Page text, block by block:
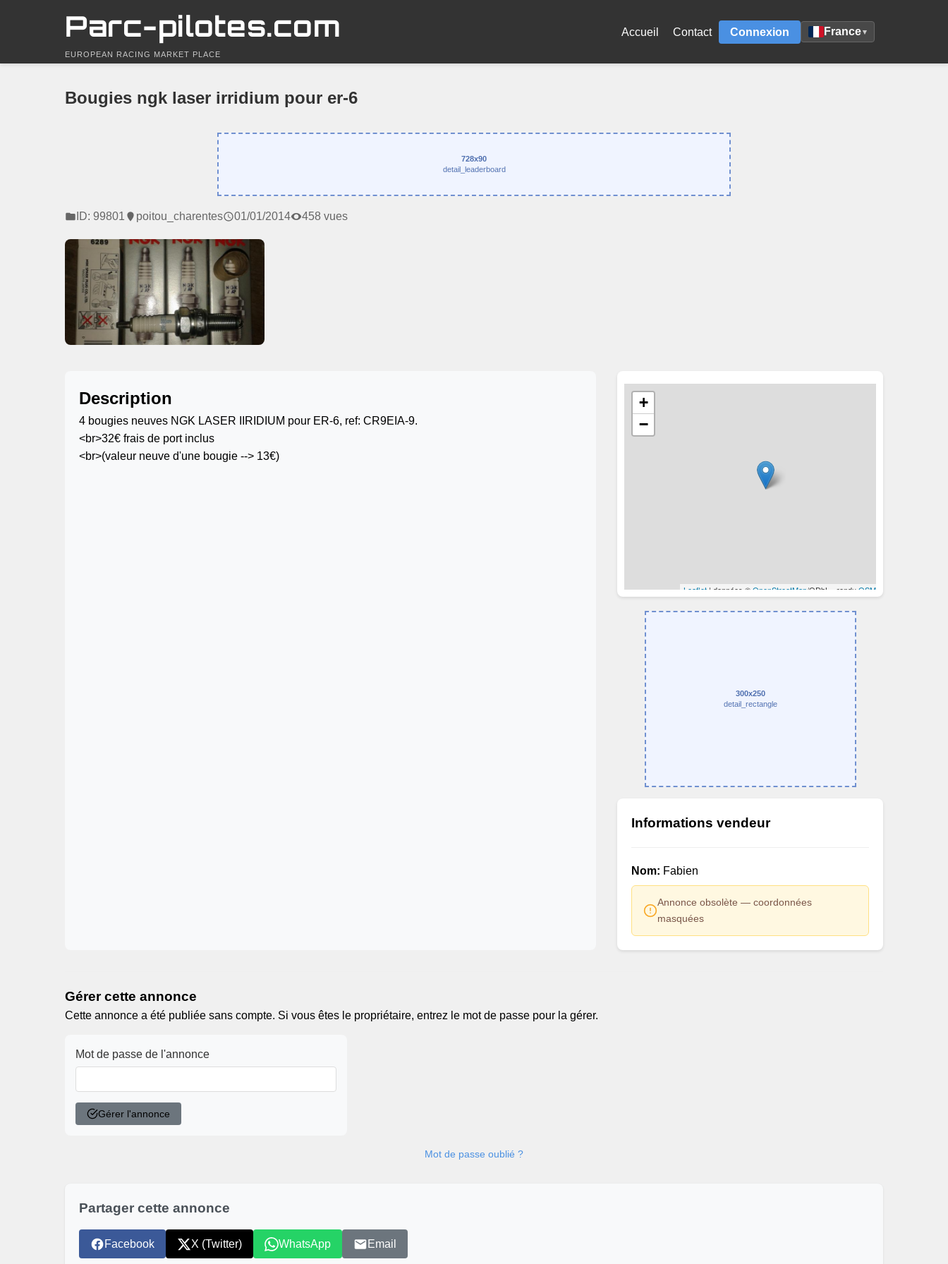
Parc-pilotes.com
EUROPEAN RACING MARKET PLACE
Accueil Contact Connexion France▾
Bougies ngk laser irridium pour er-6
728x90
detail_leaderboard
ID: 99801 poitou_charentes 01/01/2014 458 vues
Description
4 bougies neuves NGK LASER IIRIDIUM pour ER-6, ref: CR9EIA-9.
<br>32€ frais de port inclus
<br>(valeur neuve d'une bougie --> 13€)
300x250
detail_rectangle
Informations vendeur
Nom: Fabien
Annonce obsolète — coordonnées
masquées
Gérer cette annonce
Cette annonce a été publiée sans compte. Si vous êtes le propriétaire, entrez le mot de passe pour la gérer.
Mot de passe de l'annonce
Gérer l'annonce
Mot de passe oublié ?
Partager cette annonce
Facebook X (Twitter) WhatsApp Email